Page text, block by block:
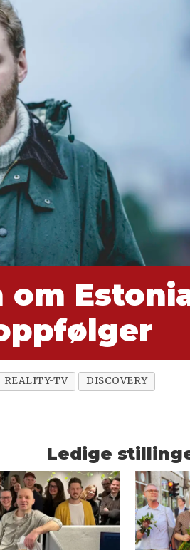
REALITY-TV DISCOVERY
Ledige